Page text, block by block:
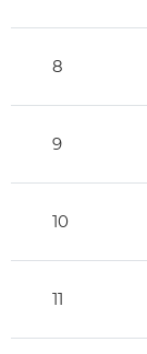
8
9
10
11